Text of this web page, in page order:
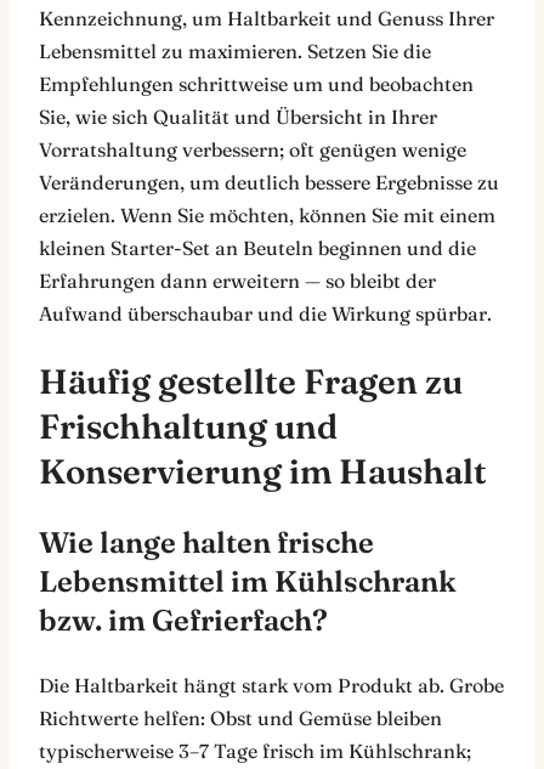
Kennzeichnung, um Haltbarkeit und Genuss Ihrer
Lebensmittel zu maximieren. Setzen Sie die
Empfehlungen schrittweise um und beobachten
Sie, wie sich Qualität und Übersicht in Ihrer
Vorratshaltung verbessern; oft genügen wenige
Veränderungen, um deutlich bessere Ergebnisse zu
erzielen. Wenn Sie möchten, können Sie mit einem
kleinen Starter-Set an Beuteln beginnen und die
Erfahrungen dann erweitern — so bleibt der
Aufwand überschaubar und die Wirkung spürbar.
Häufig gestellte Fragen zu
Frischhaltung und
Konservierung im Haushalt
Wie lange halten frische
Lebensmittel im Kühlschrank
bzw. im Gefrierfach?
Die Haltbarkeit hängt stark vom Produkt ab. Grobe
Richtwerte helfen: Obst und Gemüse bleiben
typischerweise 3–7 Tage frisch im Kühlschrank;